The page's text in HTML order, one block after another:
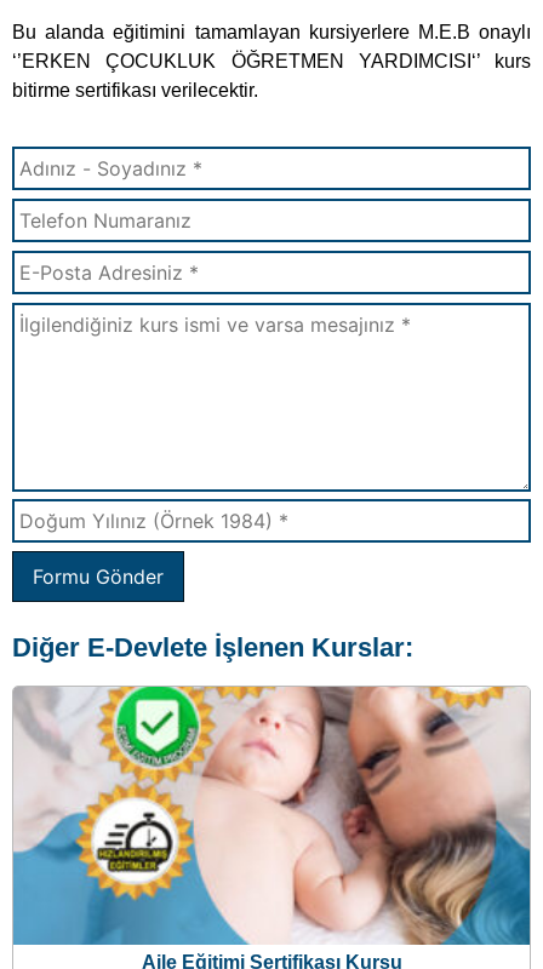
Diğer E-Devlete İşlenen Kurslar:
Aile Eğitimi Sertifikası Kursu